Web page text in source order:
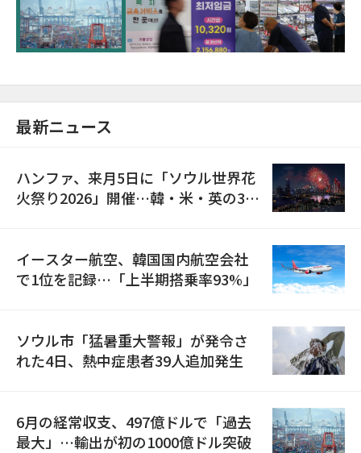
が初の1000億ドル突破
最新ニュース
ハンファ、来月5日に「ソウル世界花
火祭り2026」開催…韓・米・英の3カ
イースター航空、韓国国内航空会社
で1位を記録…「上半期搭乗率93%」
ソウル市「猛暑重大警報」が発令さ
れた4日、熱中症患者39人追加発生
6月の経常収支、497億ドルで「過去
最大」…輸出が初の1000億ドル突破